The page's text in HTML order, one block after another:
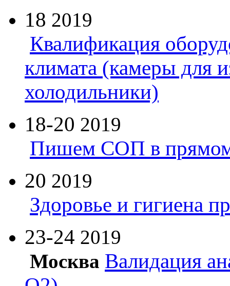
18 2019
Квалификация
климата (камеры для
холодильники)
18-20 2019
Пишем СОП в
20 2019
Здоровье и гигиена
23-24 2019
Москва Валидация